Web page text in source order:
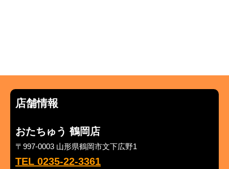
店舗情報
おたちゅう 鶴岡店
〒997-0003 山形県鶴岡市文下広野1
TEL 0235-22-3361